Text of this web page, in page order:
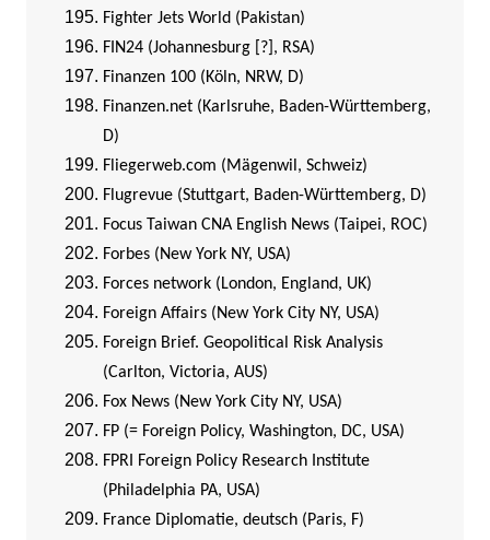
Fighter Jets World (Pakistan)
FIN24 (Johannesburg [?], RSA)
Finanzen 100 (Köln, NRW, D)
Finanzen.net (Karlsruhe, Baden-Württemberg,
D)
Fliegerweb.com (Mägenwil, Schweiz)
Flugrevue (Stuttgart, Baden-Württemberg, D)
Focus Taiwan CNA English News (Taipei, ROC)
Forbes (New York NY, USA)
Forces network (London, England, UK)
Foreign Affairs (New York City NY, USA)
Foreign Brief. Geopolitical Risk Analysis
(Carlton, Victoria, AUS)
Fox News (New York City NY, USA)
FP (= Foreign Policy, Washington, DC, USA)
FPRI Foreign Policy Research Institute
(Philadelphia PA, USA)
France Diplomatie, deutsch (Paris, F)